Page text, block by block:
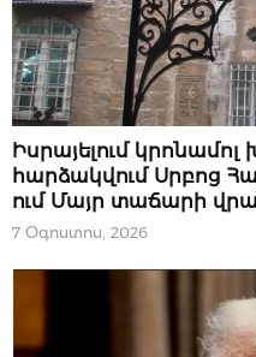
07 ՕԳՈՍՏՈՍԻ, 2026
Իսրայելում կրոնամոլ
հարձակվում Սրբոց
ում Մայր տաճարի
7 Օգոստոս, 2026